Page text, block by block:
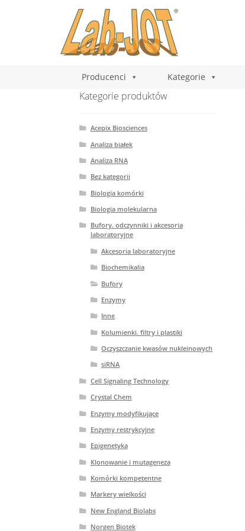
Producenci Kategorie
Kategorie produktów
Acepix Biosciences
Analiza białek
Analiza RNA
Bez kategorii
Biologia komórki
Biologia molekularna
Bufory. odczynniki i akcesoria
laboratoryjne
Akcesoria laboratoryjne
Biochemikalia
Bufory
Enzymy
Inne
Kolumienki. filtry i plastiki
Oczyszczanie kwasów nukleinowych
siRNA
Cell Signaling Technology
Crystal Chem
Enzymy modyfikujące
Enzymy restrykcyjne
Epigenetyka
Klonowanie i mutageneza
Komórki kompetentne
Markery wielkości
New England Biolabs
Norgen Biotek